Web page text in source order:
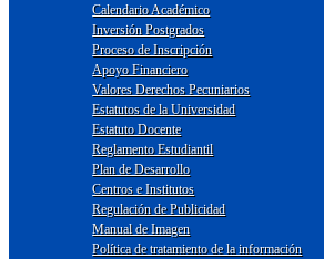
Calendario Académico
Inversión Postgrados
Proceso de Inscripción
Apoyo Financiero
Valores Derechos Pecuniarios
Estatutos de la Universidad
Estatuto Docente
Reglamento Estudiantil
Plan de Desarrollo
Centros e Institutos
Regulación de Publicidad
Manual de Imagen
Política de tratamiento de la información